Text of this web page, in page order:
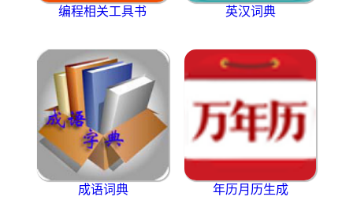
编程相关工具书 英汉词典
成语词典 年历月历生成